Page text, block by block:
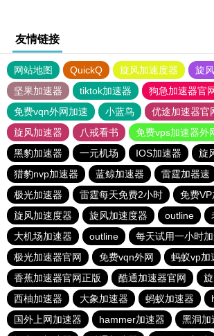
友情链接
网站地图 QuickQ 旋风加速度器 旋风
坚果加速器
tiktok加速器
狗急加速器官
免费vqn外网加速
小蓝鸟 优途加速器官
旋风加速器
八戒看书
免费vps加速器外
黑豹加速器
一元机场 IOS加速器
旋
猎豹nvp加速器
蓝鲸加速器 雷霆加器速
极光加速器
雷霆每天免费2小时
免费
旋风加速度器
旋风加速度器 outline
大机场加速器
outline
每天试用一小时
极光加速器官网
免费vqn外网
蚂蚁vp加
香蕉加速器官网正版
酷通加速器官网
西柚加速器
大象加速器 蚂蚁加速器
国外上网加速器
hammer加速器
黑洞加